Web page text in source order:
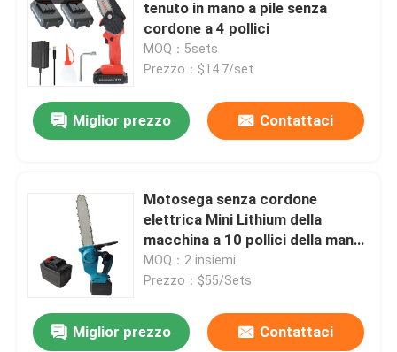
tenuto in mano a pile senza
cordone a 4 pollici
MOQ：5sets
Prezzo：$14.7/set
Miglior prezzo Contattaci
Motosega senza cordone
elettrica Mini Lithium della
macchina a 10 pollici della mano
6AH
MOQ：2 insiemi
Prezzo：$55/Sets
Miglior prezzo Contattaci